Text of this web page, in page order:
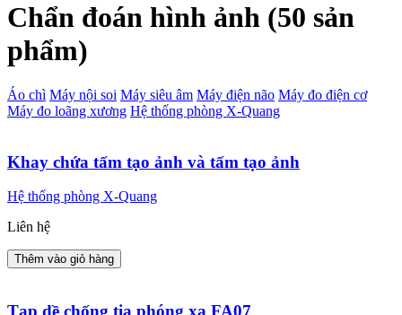
Chẩn đoán hình ảnh (50 sản
phẩm)
Áo chì Máy nội soi Máy siêu âm Máy điện não Máy đo điện cơ
Máy đo loãng xương Hệ thống phòng X-Quang
Khay chứa tấm tạo ảnh và tấm tạo ảnh
Hệ thống phòng X-Quang
Liên hệ
Thêm vào giỏ hàng
Tạp dề chống tia phóng xạ FA07